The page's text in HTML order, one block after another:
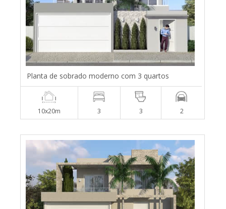
Planta de sobrado moderno com 3 quartos
10x20m 3 3 2